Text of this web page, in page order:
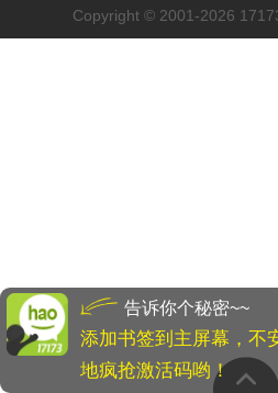
Copyright © 2001-2026
告诉你个秘密~~
添加书签到主屏幕，不
地疯抢激活码哟！